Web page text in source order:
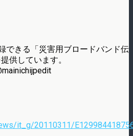
できる「災害用ブロードバンド伝
供しています。
it_g/20110311/